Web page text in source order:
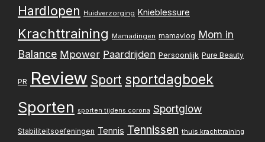
Hardlopen Huidverzorging Knieblessure
Krachttraining Mamadingen mamavlog Mom in
Balance Mpower Paardrijden Persoonlijk Pure Beauty
PR Review Sport sportdagboek
Sporten sporten tijdens corona Sportglow
Stabiliteitsoefeningen Tennis Tennissen thuis krachttraining